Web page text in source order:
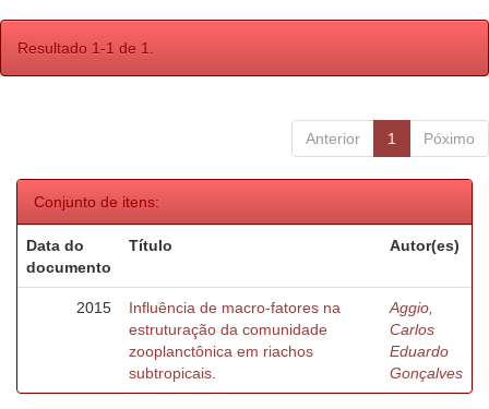
Resultado 1-1 de 1.
Anterior 1 Póximo
Conjunto de itens:
Data do
documento
Título Autor(es)
2015
Influência de macro-fatores na
estruturação da comunidade
zooplanctônica em riachos
subtropicais.
Aggio,
Carlos
Eduardo
Gonçalves